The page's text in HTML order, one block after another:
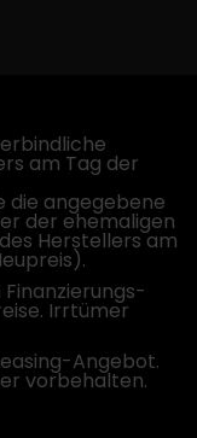
am Tag der
die angegebene
der ehemaligen
Herstellers am
Irrtümer
Angebot.
vorbehalten.